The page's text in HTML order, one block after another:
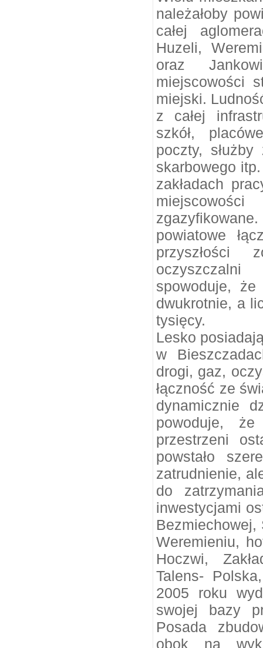
należałoby
całej
Huzeli,
oraz
miejscowości
miejski.
z całej
szkół,
poczty,
skarbowego
zakładach
powiatowe
przyszłości
spowoduje,
dwukrotnie, a
tysięcy.
Lesko
w
drogi, gaz,
łączność ze
dynamicznie
powoduje,
przestrzeni
powstało
zatrudnienie,
do
inwestycjami
Weremieniu,
Hoczwi,
Talens-
2005 roku
swojej bazy
Posada
obok na